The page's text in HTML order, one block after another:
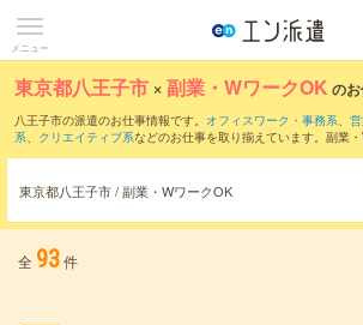
メニュー
東京都八王子市 ×副業・WワークOK の
八王子市の派遣のお仕事情報です。 オフィスワーク・事務系、
系、 クリエイティブ系などのお仕事を取り揃えています。副業
東京都八王子市 / 副業・WワークOK
全 93件